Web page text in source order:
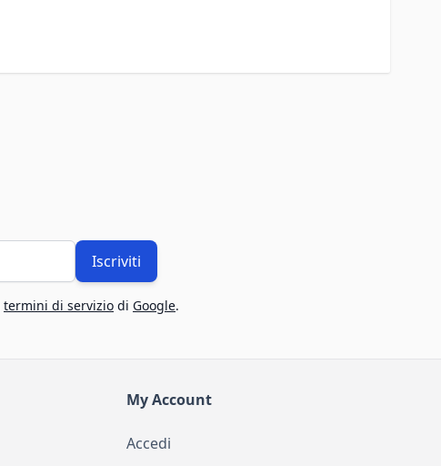
Iscriviti
termini di servizio di Google.
My Account
Accedi